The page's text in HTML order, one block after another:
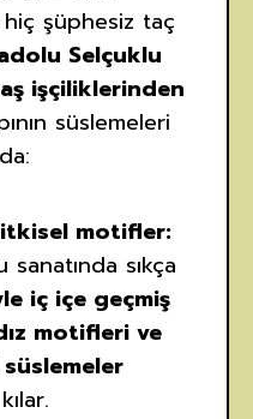
şüphesiz taç
Selçuklu
işçiliklerinden
süslemeleri
motifler:
sıkça
iç içe geçmiş
motifleri ve
süslemeler